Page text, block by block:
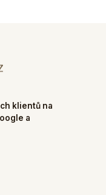
klientů na
a